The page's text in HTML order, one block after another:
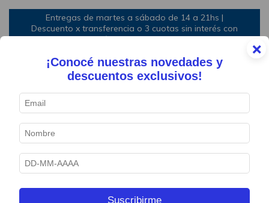
Entregas de martes a sábado de 14 a 21hs |
Descuento x transferencia o 3 cuotas sin interés con
mínimo de compra
1/9
×
¡Conocé nuestras novedades y
descuentos exclusivos!
Suscribirme